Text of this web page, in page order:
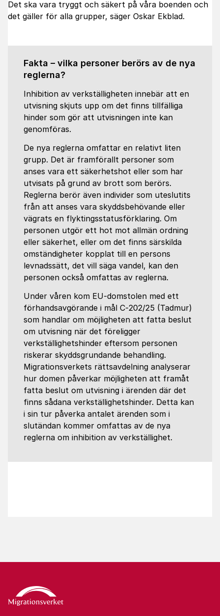
Det ska vara tryggt och säkert på våra boenden och
det gäller för alla grupper, säger Oskar Ekblad.
Fakta – vilka personer berörs av de nya
reglerna?
Inhibition av verkställigheten innebär att en
utvisning skjuts upp om det finns tillfälliga
hinder som gör att utvisningen inte kan
genomföras.
De nya reglerna omfattar en relativt liten
grupp. Det är framförallt personer som
anses vara ett säkerhetshot eller som har
utvisats på grund av brott som berörs.
Reglerna berör även individer som uteslutits
från att anses vara skyddsbehövande eller
vägrats en flyktingsstatusförklaring. Om
personen utgör ett hot mot allmän ordning
eller säkerhet, eller om det finns särskilda
omständigheter kopplat till en persons
levnadssätt, det vill säga vandel, kan den
personen också omfattas av reglerna.
Under våren kom EU-domstolen med ett
förhandsavgörande i mål C‑202/25 (Tadmur)
som handlar om möjligheten att fatta beslut
om utvisning när det föreligger
verkställighetshinder eftersom personen
riskerar skyddsgrundande behandling.
Migrationsverkets rättsavdelning analyserar
hur domen påverkar möjligheten att framåt
fatta beslut om utvisning i ärenden där det
finns sådana verkställighetshinder. Detta kan
i sin tur påverka antalet ärenden som i
slutändan kommer omfattas av de nya
reglerna om inhibition av verkställighet.